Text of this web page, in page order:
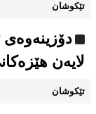
تێکوشان
دۆزینەوەی
لایەن
تێکوشان